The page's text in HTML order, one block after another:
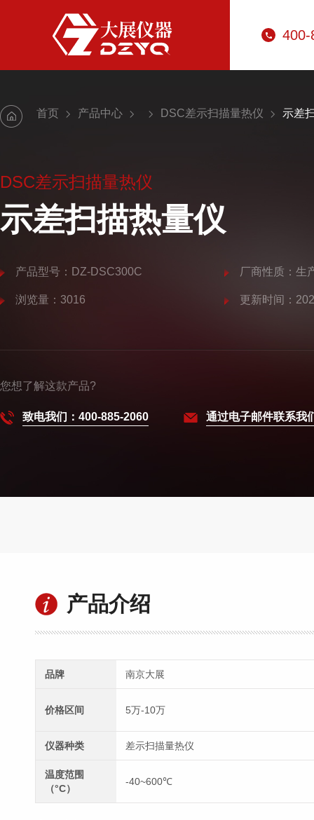
400-
首页 产品中心 DSC差示扫描量热仪 示差
DSC差示扫描量热仪
示差扫描热量仪
产品型号：DZ-DSC300C 厂商性质：生
浏览量：3016 更新时间：
您想了解这款产品?
致电我们：400-885-2060 通过电子邮件联系我
产品介绍
品牌 南京大展
价格区间 5万-10万
仪器种类 差示扫描量热仪
温度范围
（°C）
-40~600℃